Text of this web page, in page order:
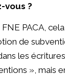
vous ?
PACA,
de
les
», mais